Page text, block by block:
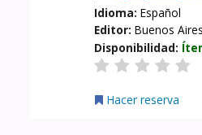
Idioma:Español
Editor:Buenos
Disponibilidad:
Hacer reserva